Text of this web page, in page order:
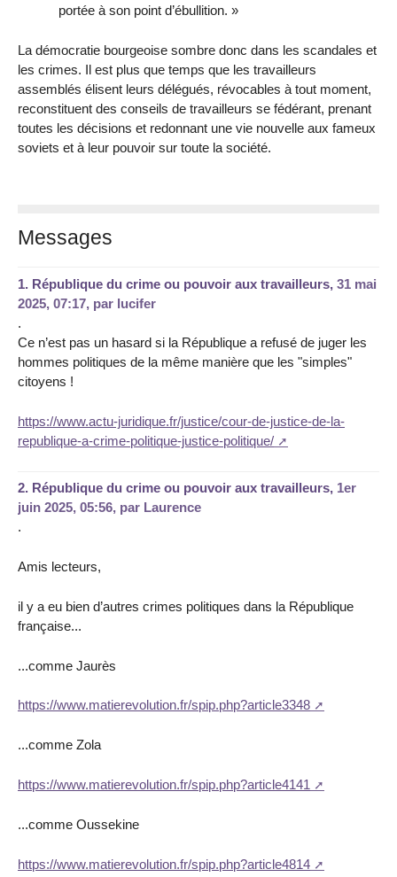
portée à son point d’ébullition. »
La démocratie bourgeoise sombre donc dans les scandales et
les crimes. Il est plus que temps que les travailleurs
assemblés élisent leurs délégués, révocables à tout moment,
reconstituent des conseils de travailleurs se fédérant, prenant
toutes les décisions et redonnant une vie nouvelle aux fameux
soviets et à leur pouvoir sur toute la société.
Messages
1. République du crime ou pouvoir aux travailleurs, 31 mai
2025, 07:17, par lucifer
.
Ce n’est pas un hasard si la République a refusé de juger les
hommes politiques de la même manière que les "simples"
citoyens !
https://www.actu-juridique.fr/justice/cour-de-justice-de-la-
republique-a-crime-politique-justice-politique/
2. République du crime ou pouvoir aux travailleurs, 1er
juin 2025, 05:56, par Laurence
.
Amis lecteurs,
il y a eu bien d’autres crimes politiques dans la République
française...
...comme Jaurès
https://www.matierevolution.fr/spip.php?article3348
...comme Zola
https://www.matierevolution.fr/spip.php?article4141
...comme Oussekine
https://www.matierevolution.fr/spip.php?article4814